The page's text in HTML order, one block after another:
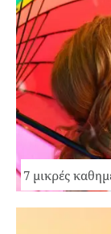
7 μικρές